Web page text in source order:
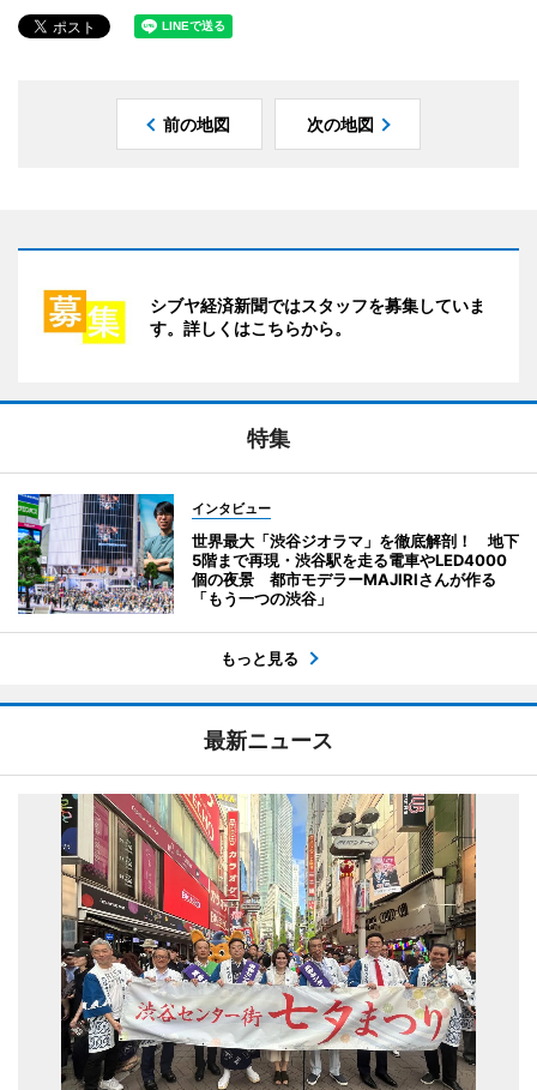
前の地図 次の地図
シブヤ経済新聞ではスタッフを募集していま
す。詳しくはこちらから。
特集
インタビュー
世界最大「渋谷ジオラマ」を徹底解剖！ 地下
5階まで再現・渋谷駅を走る電車やLED4000
個の夜景 都市モデラーMAJIRIさんが作る
「もう一つの渋谷」
もっと見る
最新ニュース